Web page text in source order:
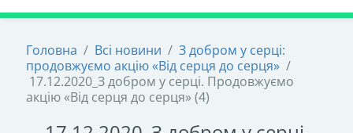
Головна / Всі новини / З добром у серці:
продовжуємо акцію «Від серця до серця» /
17.12.2020_З добром у серці. Продовжуємо
акцію «Від серця до серця» (4)